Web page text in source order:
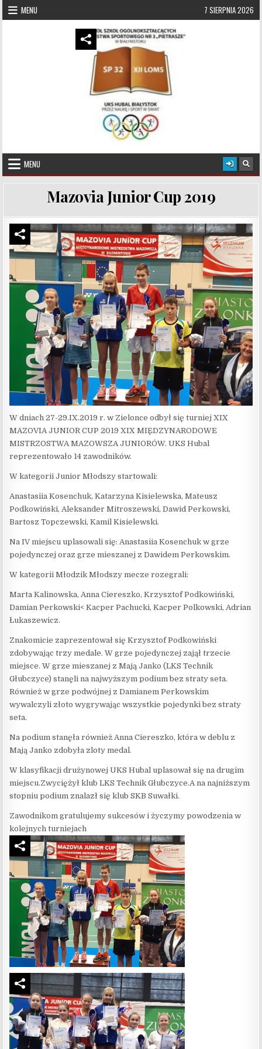
Skip to content
MENU 7 SIERPNIA 2026
UKS Hubal Białystok
MENU
Mazovia Junior Cup 2019
W dniach 27-29.IX.2019 r. w Zielonce odbył się turniejXIX
MAZOVIA JUNIOR CUP 2019 XIX MIĘDZYNARODOWE
MISTRZOSTWA MAZOWSZA JUNIORÓW. UKS Hubal
reprezentowało 14 zawodników.
W kategorii Junior Młodszy startowali:
Anastasiia Kosenchuk, Katarzyna Kisielewska, Mateusz
Podkowiński, Aleksander Mitroszewski, Dawid Perkowski,
Bartosz Topczewski, Kamil Kisielewski.
Na IV miejscu uplasowali się: Anastasiia Kosenchuk w grze
pojedynczej oraz grze mieszanej z Dawidem Perkowskim.
W kategorii Młodzik Młodszy mecze rozegrali:
Marta Kalinowska, Anna Ciereszko, Krzysztof Podkowiński,
Damian Perkowski< Kacper Pachucki, Kacper Polkowski, Adrian
Łukaszewicz.
Znakomicie zaprezentował się Krzysztof Podkowiński
zdobywając trzy medale. W grze pojedynczej zajął trzecie
miejsce. W grze mieszanej z Mają Janko (LKS Technik
Głubczyce) stanęli na najwyższym podium bez straty seta.
Również w grze podwójnej z Damianem Perkowskim
wywalczyli złoto wygrywając wszystkie pojedynki bez straty
seta.
Na podium stanęła również Anna Ciereszko, która w deblu z
Mają Janko zdobyła zloty medal.
W klasyfikacji drużynowej UKS Hubal uplasował się na drugim
miejscu.Zwyciężył klub LKS Technik Głubczyce.A na najniższym
stopniu podium znalazł się klub SKB Suwałki.
Zawodnikom gratulujemy sukcesów i życzymy powodzenia w
kolejnych turniejach